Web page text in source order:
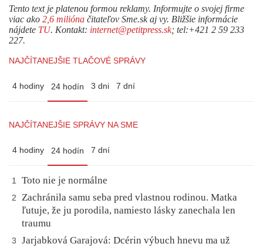
Tento text je platenou formou reklamy. Informujte o svojej firme
viac ako 2,6 milióna čitateľov Sme.sk aj vy. Bližšie informácie
nájdete TU. Kontakt: internet@petitpress.sk; tel:+421 2 59 233
227.
NAJČÍTANEJŠIE TLAČOVÉ SPRÁVY
4 hodiny 24 hodín 3 dni 7 dní
NAJČÍTANEJŠIE SPRÁVY NA SME
4 hodiny 24 hodín 7 dní
1 Toto nie je normálne
2
Zachránila samu seba pred vlastnou rodinou. Matka
ľutuje, že ju porodila, namiesto lásky zanechala len
traumu
3
Jarjabková Garajová: Dcérin výbuch hnevu ma už